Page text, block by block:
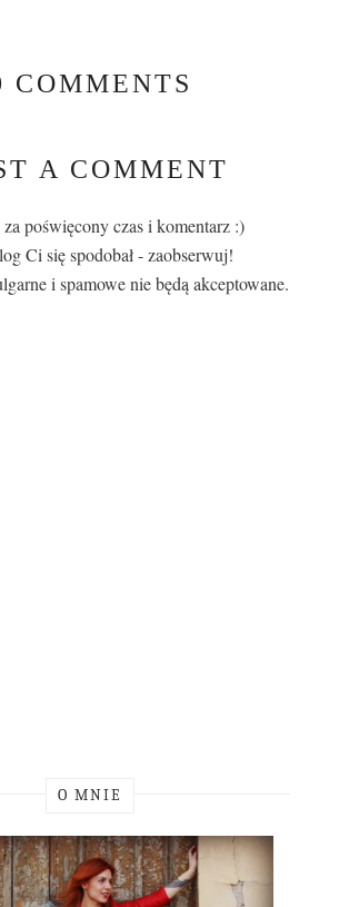
COMMENTS
A COMMENT
poświęcony czas i komentarz :)
Ci się spodobał - zaobserwuj!
i spamowe nie będą akceptowane.
O MNIE